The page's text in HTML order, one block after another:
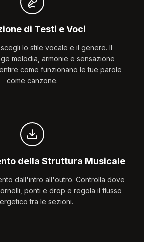
di Testi e Voci
lo stile vocale e il genere. Il
melodia, armonie e sensazione
come funzionano le tue parole
come canzone.
della Struttura Musicale
dall'intro all'outro. Controlla dove
ponti e drop e regola il flusso
tra le sezioni.